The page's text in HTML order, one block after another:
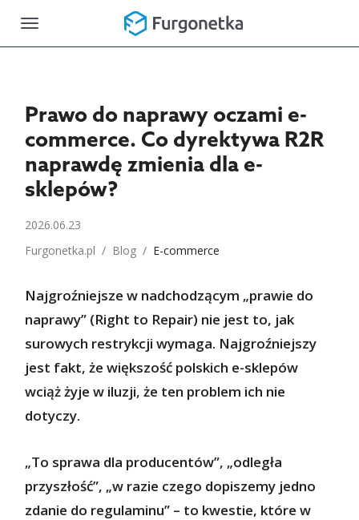
Toggle
Prawo do naprawy oczami e-
commerce. Co dyrektywa R2R
naprawdę zmienia dla e-
sklepów?
2026.06.23
Furgonetka.pl / Blog / E-commerce
Najgroźniejsze w nadchodzącym „prawie do
naprawy” (Right to Repair) nie jest to, jak
surowych restrykcji wymaga. Najgroźniejszy
jest fakt, że większość polskich e-sklepów
wciąż żyje w iluzji, że ten problem ich nie
dotyczy.
„To sprawa dla producentów”, „odległa
przyszłość”, „w razie czego dopiszemy jedno
zdanie do regulaminu” – to kwestie, które w